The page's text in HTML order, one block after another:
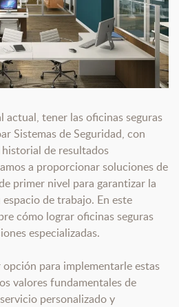
actual, tener las oficinas seguras
Sistemas de Seguridad, con
de resultados
a proporcionar soluciones de
primer nivel para garantizar la
de trabajo. En este
cómo lograr oficinas seguras
especializadas.
para implementarle estas
valores fundamentales de
personalizado y